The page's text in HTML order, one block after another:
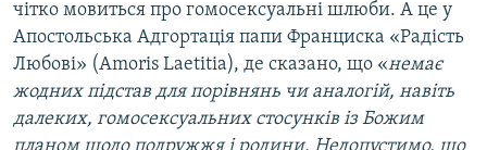
чітко мовиться про гомосексуальні шлюби. А це у
Апостольська Адгортація папи Франциска «Радість
Любові» (Amoris Laetitia), де сказано, що «немає
жодних підстав для порівнянь чи аналогій, навіть
далеких, гомосексуальних стосунків із Божим